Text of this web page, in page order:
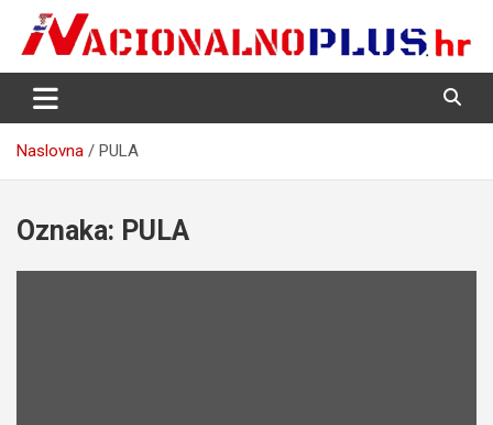
content
NacionalnoPlus.hr
Nacija želi znati više
Naslovna PULA
Oznaka: PULA